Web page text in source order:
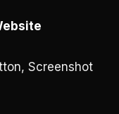
Screenshot